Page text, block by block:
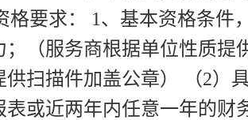
格要求： 1、基本资格条件
；（服务商根据单位性质
供扫描件加盖公章） （2）
表或近两年内任意一年的